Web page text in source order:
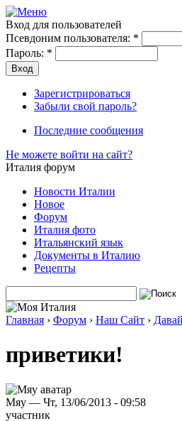
Вход для пользователей
Псевдоним пользователя: *
Пароль: *
Зарегистрироваться
Забыли свой пароль?
Последние сообщения
Не можете войти на сайт?
Италия форум
Новости Италии
Новое
Форум
Италия фото
Итальянский язык
Документы в Италию
Рецепты
Главная › Форум › Наш Сайт ›
приветики!
Мяу — Чт, 13/06/2013 - 09:58
участник